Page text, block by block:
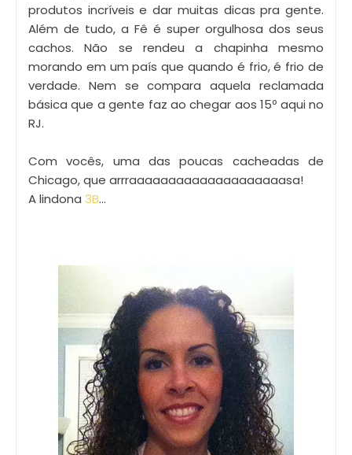
produtos incríveis e dar muitas dicas pra gente.
Além de tudo, a Fê é super orgulhosa dos seus
cachos. Não se rendeu a chapinha mesmo
morando em um país que quando é frio, é frio de
verdade. Nem se compara aquela reclamada
básica que a gente faz ao chegar aos 15º aqui no
RJ.
Com vocês, uma das poucas cacheadas de
Chicago, que arrraaaaaaaaaaaaaaaaaaaasa!
A lindona 3B...